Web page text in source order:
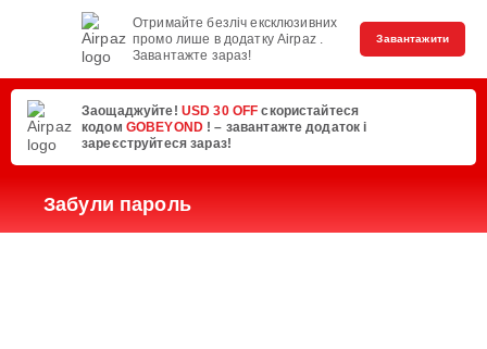
Отримайте безліч ексклюзивних
промо лише в додатку Airpaz .
Завантажте зараз!
Завантажити
Заощаджуйте! USD 30 OFFскористайтеся
кодом GOBEYOND ! – завантажте додаток і
зареєструйтеся зараз!
Забули пароль